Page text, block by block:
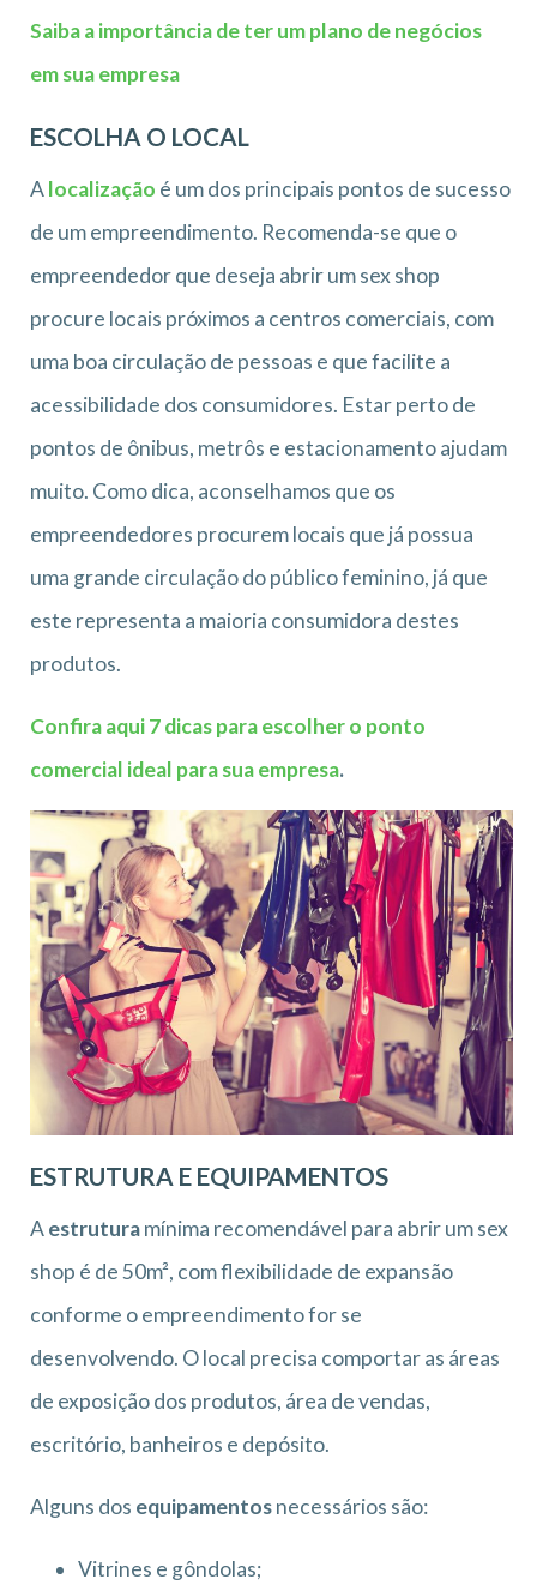
Saiba a importância de ter um plano de negócios
em sua empresa
ESCOLHA O LOCAL
Alocalização é um dos principais pontos de sucesso
de um empreendimento. Recomenda-se que o
empreendedor que deseja abrir um sex shop
procure locais próximos a centros comerciais, com
uma boa circulação de pessoas e que facilite a
acessibilidade dos consumidores. Estar perto de
pontos de ônibus, metrôs e estacionamento ajudam
muito. Como dica, aconselhamos que os
empreendedores procurem locais que já possua
uma grande circulação do público feminino, já que
este representa a maioria consumidora destes
produtos.
Confira aqui 7 dicas para escolher o ponto
comercial ideal para sua empresa.
ESTRUTURA E EQUIPAMENTOS
Aestruturamínima recomendável para abrir um sex
shop é de 50m², com flexibilidade de expansão
conforme o empreendimento for se
desenvolvendo. O local precisa comportar as áreas
de exposição dos produtos, área de vendas,
escritório, banheiros e depósito.
Alguns dos equipamentosnecessários são:
Vitrines e gôndolas;